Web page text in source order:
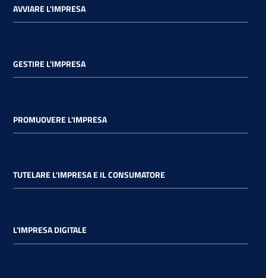
AVVIARE L'IMPRESA
GESTIRE L'IMPRESA
PROMUOVERE L'IMPRESA
TUTELARE L'IMPRESA E IL CONSUMATORE
L'IMPRESA DIGITALE